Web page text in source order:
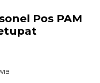
Pos PAM